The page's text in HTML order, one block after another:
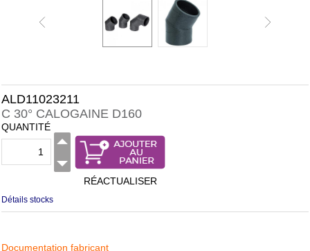
ALD11023211
C 30° CALOGAINE D160
QUANTITÉ
RÉACTUALISER
Détails stocks
Documentation fabricant